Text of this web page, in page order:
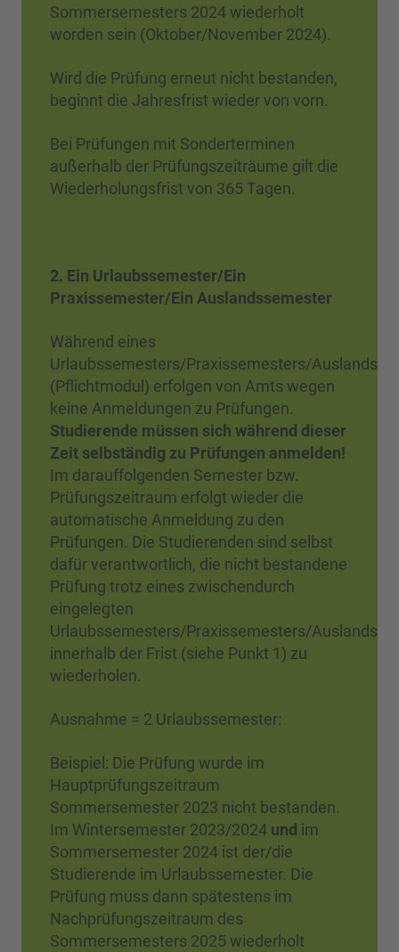
Sommersemesters 2024 wiederholt
worden sein (Oktober/November 2024).
Wird die Prüfung erneut nicht bestanden,
beginnt die Jahresfrist wieder von vorn.
Bei Prüfungen mit Sonderterminen
außerhalb der Prüfungszeiträume gilt die
Wiederholungsfrist von 365 Tagen.
2. Ein Urlaubssemester/Ein
Praxissemester/Ein Auslandssemester
Während eines
Urlaubssemesters/Praxissemesters/
(Pflichtmodul) erfolgen von Amts wegen
keine Anmeldungen zu Prüfungen.
Studierende müssen sich während dieser
Zeit selbständig zu Prüfungen anmelden!
Im darauffolgenden Semester bzw.
Prüfungszeitraum erfolgt wieder die
automatische Anmeldung zu den
Prüfungen. Die Studierenden sind selbst
dafür verantwortlich, die nicht bestandene
Prüfung trotz eines zwischendurch
eingelegten
Urlaubssemesters/Praxissemesters/
innerhalb der Frist (siehe Punkt 1) zu
wiederholen.
Ausnahme = 2 Urlaubssemester:
Beispiel: Die Prüfung wurde im
Hauptprüfungszeitraum
Sommersemester 2023 nicht bestanden.
Im Wintersemester 2023/2024 und im
Sommersemester 2024 ist der/die
Studierende im Urlaubssemester. Die
Prüfung muss dann spätestens im
Nachprüfungszeitraum des
Sommersemesters 2025 wiederholt